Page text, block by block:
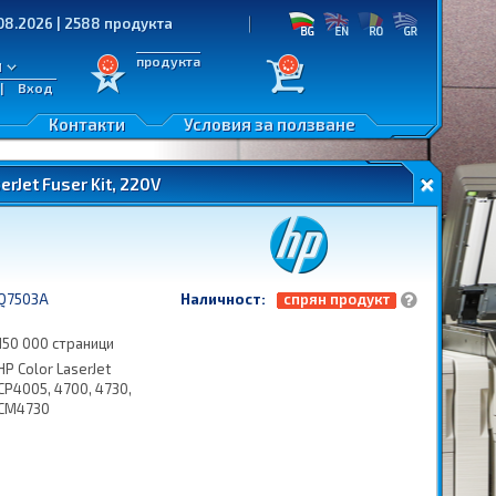
| 2588 продукта
Вход
продукта
Условия за ползване
Контакти
Fuser Kit, 220V
000 страници
Color LaserJet
4700, 4730,
Наличност: спрян продукт